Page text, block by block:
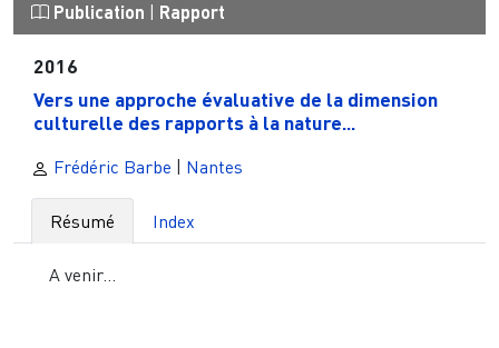
Publication Rapport
2016
Vers une approche évaluative de la dimension
culturelle des rapports à la nature...
Frédéric Barbe | Nantes
Résumé Index
A venir...